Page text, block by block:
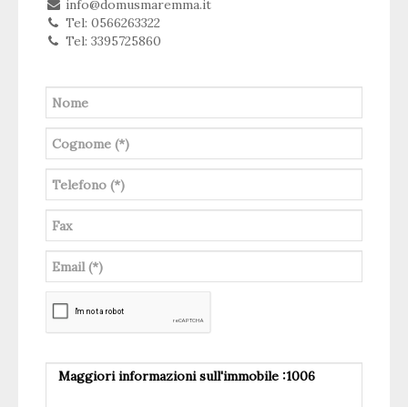
info@domusmaremma.it
Tel: 0566263322
Tel: 3395725860